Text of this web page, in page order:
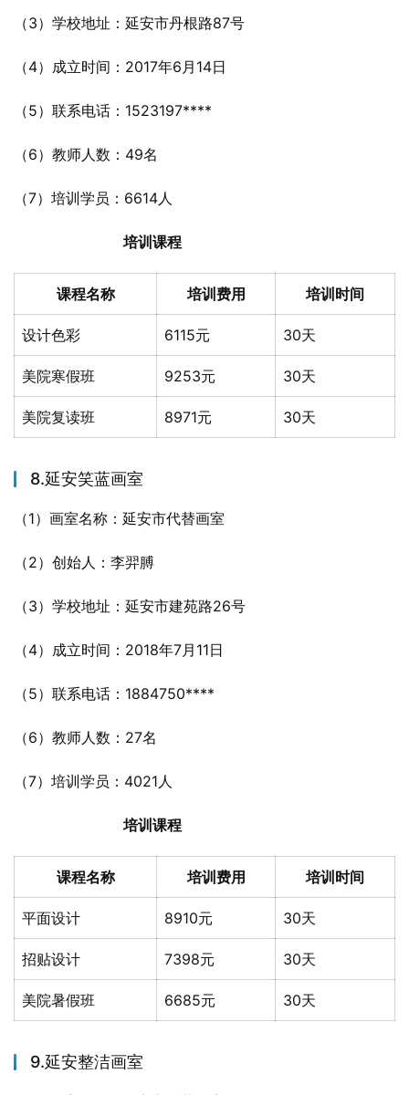
（3）学校地址：延安市丹根路87号
（4）成立时间：2017年6月14日
（5）联系电话：1523197****
（6）教师人数：49名
（7）培训学员：6614人
培训课程
课程名称 培训费用 培训时间
设计色彩 6115元 30天
美院寒假班 9253元 30天
美院复读班 8971元 30天
8.延安笑蓝画室
（1）画室名称：延安市代替画室
（2）创始人：李羿膊
（3）学校地址：延安市建苑路26号
（4）成立时间：2018年7月11日
（5）联系电话：1884750****
（6）教师人数：27名
（7）培训学员：4021人
培训课程
课程名称 培训费用 培训时间
平面设计 8910元 30天
招贴设计 7398元 30天
美院暑假班 6685元 30天
9.延安整洁画室